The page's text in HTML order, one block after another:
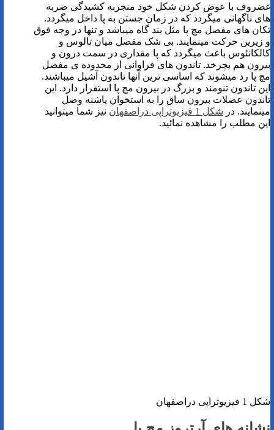
غضروف با عوض کردن شکل خود منجربه کشیدگی ضربه
های ناگهانی میگردد که در زمان جستن به پا داخل میگردد.
تکان های مفصل مچ پا مثل بند گاه میباشد و تنها در وجه فوق
و زیرین حرکت مینمایند. بی شک مفصل میان تالوس و
کالکانئوس باعث میگردد که پا مقداری در سمت درون و
بیرون هم بچرخد. تاندون های فراوانی از محدوده ی مفصل
مچ پا رد میشوند که اساسی ترین آنها تاندون آشیل میباشند.
این تاندون تنومند و بزرگ در بیرون مچ پا استقرار دارد. این
تاندون عضلات بیرون ساق را به استخوان پاشنه وصل
مینمایند. در شکل 1 فیزیوتراپی دراصفهان
نیز شما میتوانید
این مطلب را مشاهده نمائید.
شکل 1 فیزیوتراپی دراصفهان